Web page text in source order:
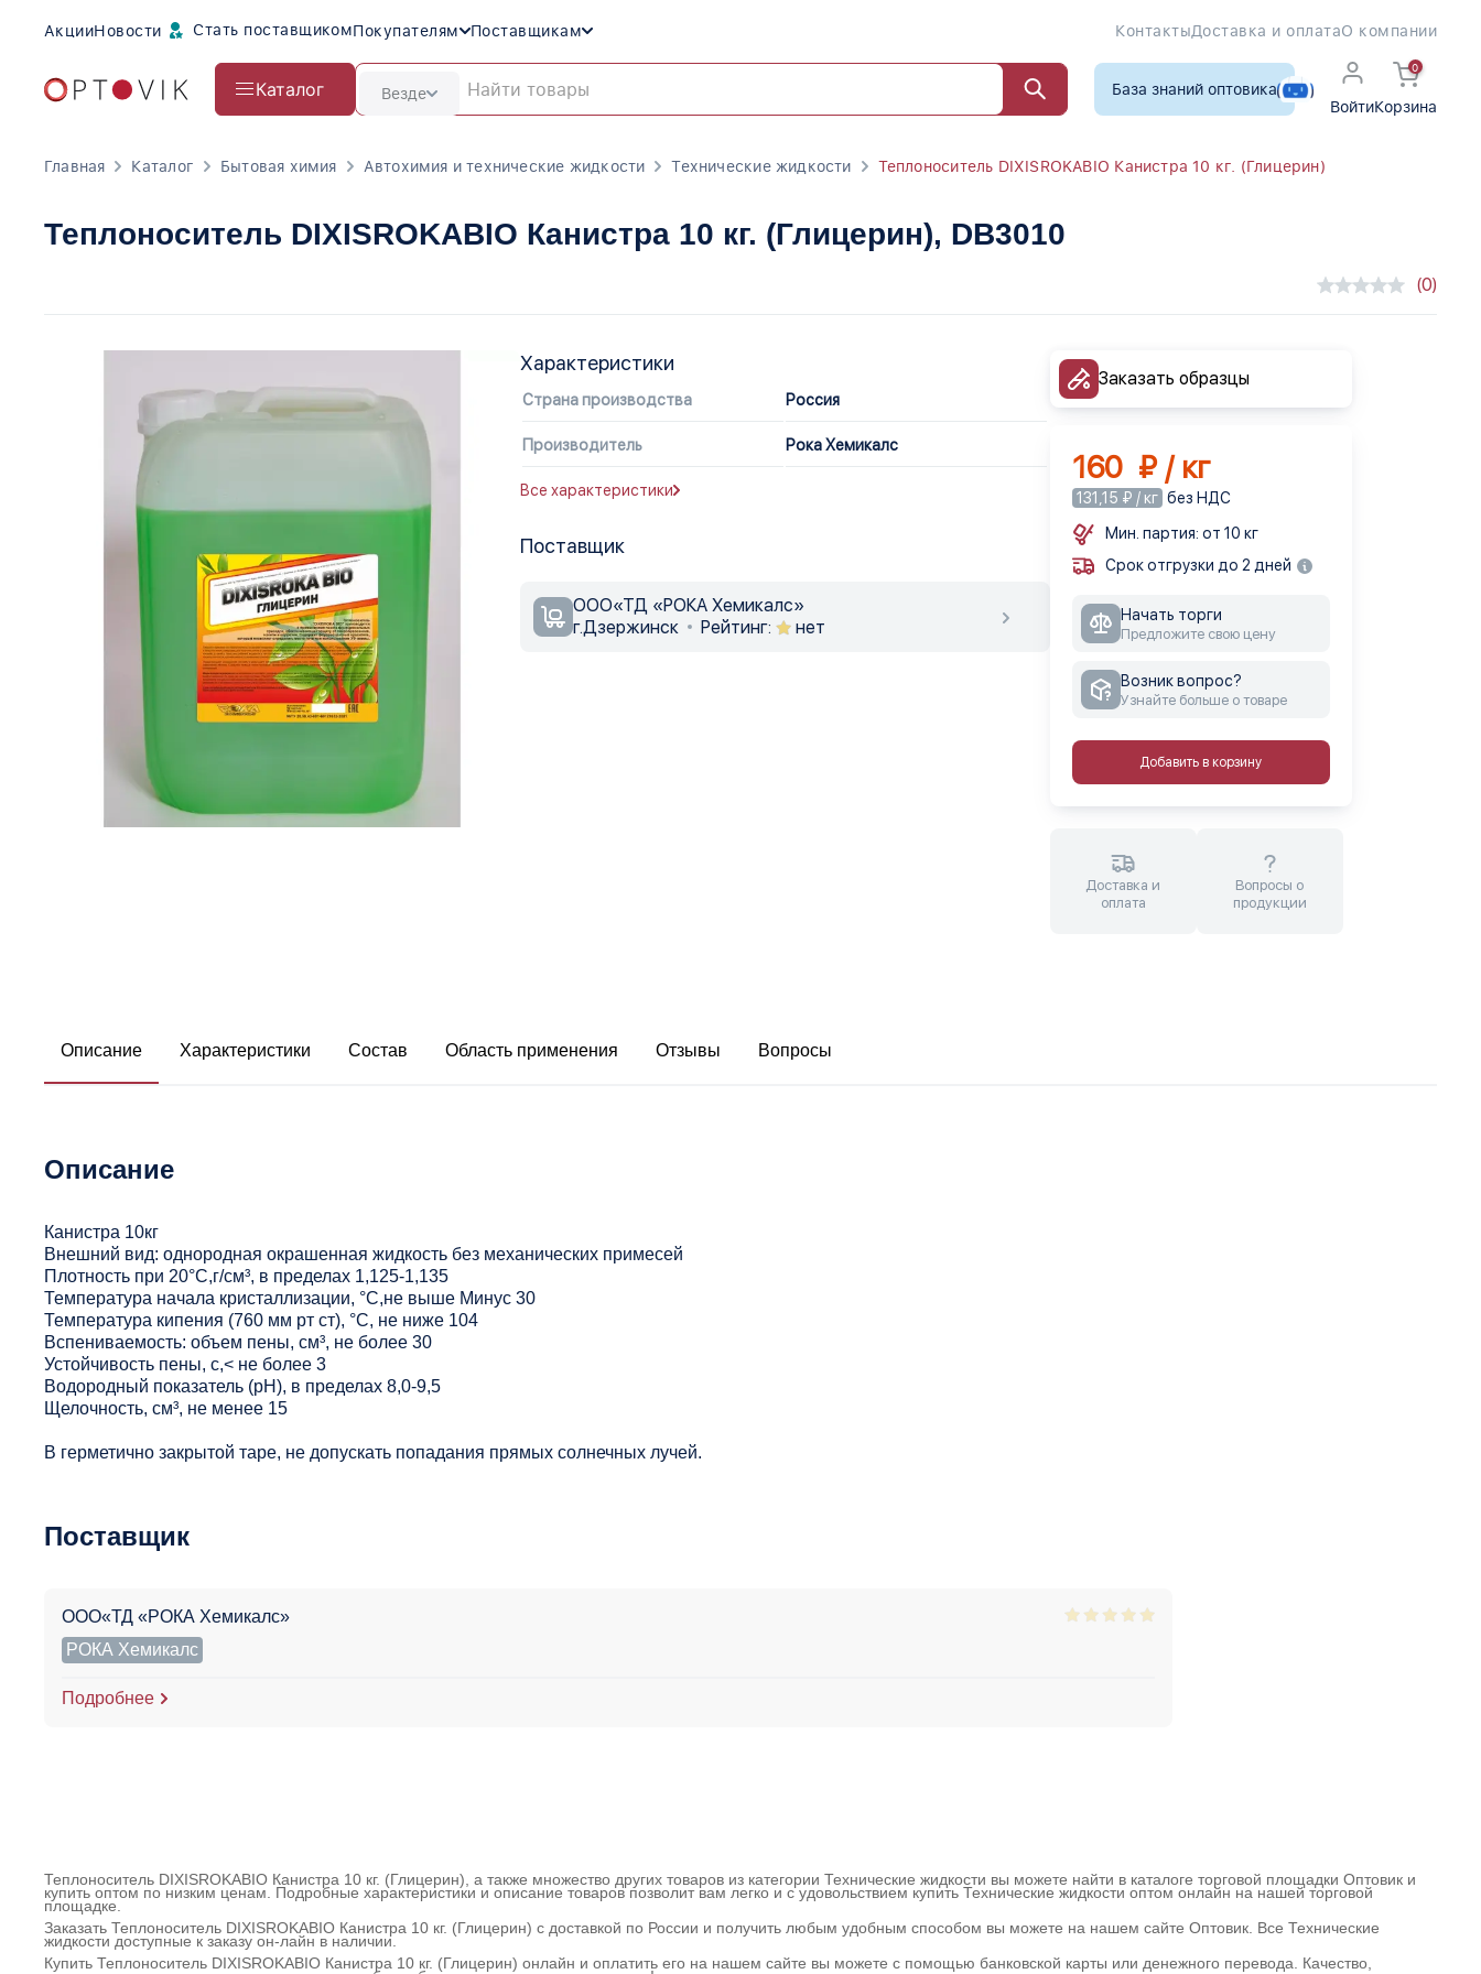
АкцииНовости Стать поставщикомПокупателям Поставщикам КонтактыДоставка и оплатаО компании
Каталог Везде
База знаний оптовика
Войти
0
Корзина
Главная Каталог Бытовая химия Автохимия и технические жидкости Технические жидкости Теплоноситель DIXISROKABIO Канистра 10 кг. (Глицерин)
Теплоноситель DIXISROKABIO Канистра 10 кг. (Глицерин), DB3010
(0)
Характеристики
Страна производства Россия
Производитель Рока Хемикалс
Все характеристики
Поставщик
ООО«ТД «РОКА Хемикалс»
г.Дзержинск
Рейтинг: нет
Заказать образцы
160 ₽ / кг
131,15 ₽ / кг без НДС
Мин. партия: от 10 кг
Срок отгрузки до 2 дней
Начать торги
Предложите свою цену
Возник вопрос?
Узнайте больше о товаре
Добавить в корзину
Доставка и
оплата
Вопросы о
продукции
Описание Характеристики Состав Область применения Отзывы Вопросы
Описание
Канистра 10кг
Внешний вид: однородная окрашенная жидкость без механических примесей
Плотность при 20°С,г/см³, в пределах 1,125-1,135
Температура начала кристаллизации, °С,не выше Минус 30
Температура кипения (760 мм рт ст), °С, не ниже 104
Вспениваемость: объем пены, см³, не более 30
Устойчивость пены, с,< не более 3
Водородный показатель (рН), в пределах 8,0-9,5
Щелочность, см³, не менее 15
В герметично закрытой таре, не допускать попадания прямых солнечных лучей.
Поставщик
ООО«ТД «РОКА Хемикалс»
РОКА Хемикалс
Подробнее
Теплоноситель DIXISROKABIO Канистра 10 кг. (Глицерин), а также множество других товаров из категории Технические жидкости вы можете найти в каталоге торговой площадки Оптовик и
купить оптом по низким ценам. Подробные характеристики и описание товаров позволит вам легко и с удовольствием купить Технические жидкости оптом онлайн на нашей торговой
площадке.
Заказать Теплоноситель DIXISROKABIO Канистра 10 кг. (Глицерин) с доставкой по России и получить любым удобным способом вы можете на нашем сайте Оптовик. Все Технические
жидкости доступные к заказу он-лайн в наличии.
Купить Теплоноситель DIXISROKABIO Канистра 10 кг. (Глицерин) онлайн и оплатить его на нашем сайте вы можете с помощью банковской карты или денежного перевода. Качество,